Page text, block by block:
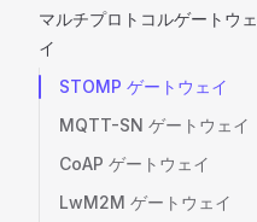
マルチプロトコルゲートウェ
イ
STOMP ゲートウェイ
MQTT-SN ゲートウェイ
CoAP ゲートウェイ
LwM2M ゲートウェイ